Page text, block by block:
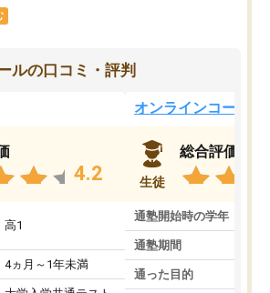
ルの口コミ・評判
4.2
高1
4ヵ月～1年未満
オンラインコース
生徒
総合評価
通塾開始時の学年
通塾期間
通った目的